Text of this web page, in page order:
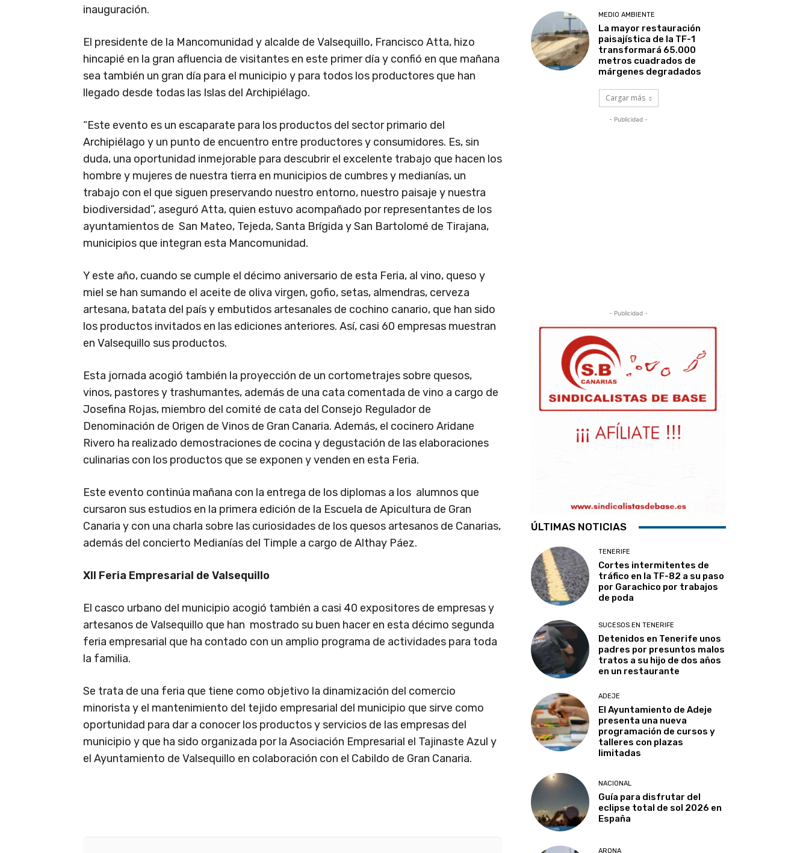
inauguración.
El presidente de la Mancomunidad y alcalde de Valsequillo, Francisco Atta, hizo
hincapié en la gran afluencia de visitantes en este primer día y confió en que mañana
sea también un gran día para el municipio y para todos los productores que han
llegado desde todas las Islas del Archipiélago.
“Este evento es un escaparate para los productos del sector primario del
Archipiélago y un punto de encuentro entre productores y consumidores. Es, sin
duda, una oportunidad inmejorable para descubrir el excelente trabajo que hacen los
hombre y mujeres de nuestra tierra en municipios de cumbres y medianías, un
trabajo con el que siguen preservando nuestro entorno, nuestro paisaje y nuestra
biodiversidad”, aseguró Atta, quien estuvo acompañado por representantes de los
ayuntamientos de San Mateo, Tejeda, Santa Brígida y San Bartolomé de Tirajana,
municipios que integran esta Mancomunidad.
Y este año, cuando se cumple el décimo aniversario de esta Feria, al vino, queso y
miel se han sumando el aceite de oliva virgen, gofio, setas, almendras, cerveza
artesana, batata del país y embutidos artesanales de cochino canario, que han sido
los productos invitados en las ediciones anteriores. Así, casi 60 empresas muestran
en Valsequillo sus productos.
Esta jornada acogió también la proyección de un cortometrajes sobre quesos,
vinos, pastores y trashumantes, además de una cata comentada de vino a cargo de
Josefina Rojas, miembro del comité de cata del Consejo Regulador de
Denominación de Origen de Vinos de Gran Canaria. Además, el cocinero Aridane
Rivero ha realizado demostraciones de cocina y degustación de las elaboraciones
culinarias con los productos que se exponen y venden en esta Feria.
Este evento continúa mañana con la entrega de los diplomas a los alumnos que
cursaron sus estudios en la primera edición de la Escuela de Apicultura de Gran
Canaria y con una charla sobre las curiosidades de los quesos artesanos de Canarias,
además del concierto Medianías del Timple a cargo de Althay Páez.
XII Feria Empresarial de Valsequillo
El casco urbano del municipio acogió también a casi 40 expositores de empresas y
artesanos de Valsequillo que han mostrado su buen hacer en esta décimo segunda
feria empresarial que ha contado con un amplio programa de actividades para toda
la familia.
Se trata de una feria que tiene como objetivo la dinamización del comercio
minorista y el mantenimiento del tejido empresarial del municipio que sirve como
oportunidad para dar a conocer los productos y servicios de las empresas del
municipio y que ha sido organizada por la Asociación Empresarial el Tajinaste Azul y
el Ayuntamiento de Valsequillo en colaboración con el Cabildo de Gran Canaria.
MEDIO AMBIENTE
La mayor restauración
paisajística de la TF-1
transformará 65.000
metros cuadrados de
márgenes degradados
Cargar más
- Publicidad -
- Publicidad -
ÚLTIMAS NOTICIAS
TENERIFE
Cortes intermitentes de
tráfico en la TF-82 a su paso
por Garachico por trabajos
de poda
SUCESOS EN TENERIFE
Detenidos en Tenerife unos
padres por presuntos malos
tratos a su hijo de dos años
en un restaurante
ADEJE
El Ayuntamiento de Adeje
presenta una nueva
programación de cursos y
talleres con plazas
limitadas
NACIONAL
Guía para disfrutar del
eclipse total de sol 2026 en
España
ARONA